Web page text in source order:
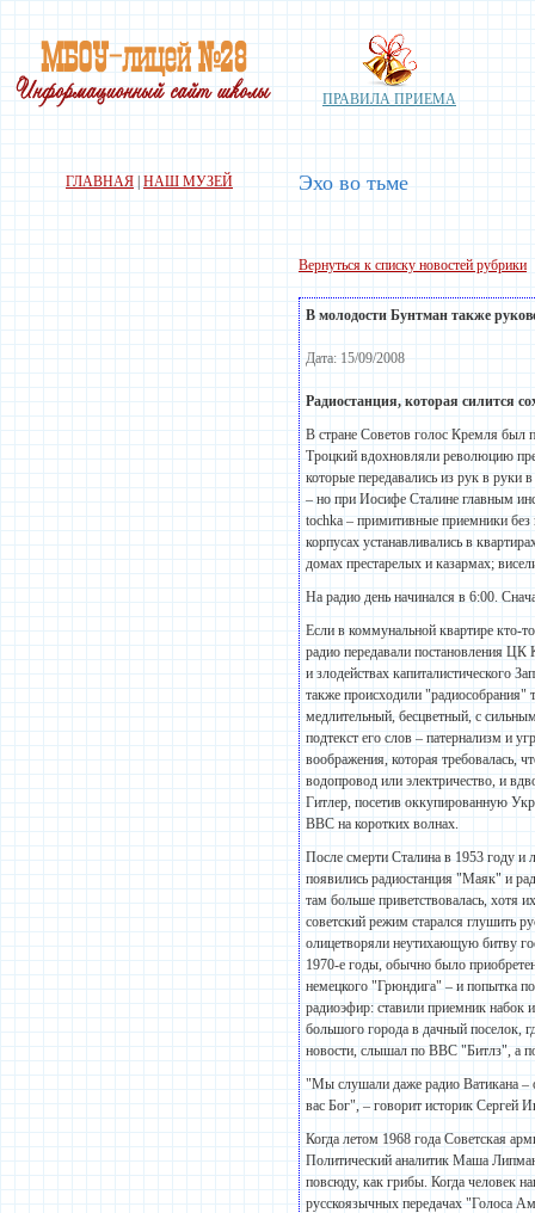
ПРАВИЛА ПРИЕМА
ГЛАВНАЯ НАШ МУЗЕЙ Эхо во тьме
Вернуться к списку новостей рубрики
В молодости Бунтман также
Дата: 15/09/2008
Радиостанция, которая силится
В стране Советов голос Кремля был
Троцкий вдохновляли революцию
которые передавались из рук в руки
– но при Иосифе Сталине главным
tochka – примитивные приемники
корпусах устанавливались в
домах престарелых и казармах;
На радио день начинался в 6:00.
Если в коммунальной квартире кто-
радио передавали постановления
и злодействах капиталистического
также происходили "радиособрания"
медлительный, бесцветный, с
подтекст его слов – патернализм и
воображения, которая требовалась,
водопровод или электричество, и
Гитлер, посетив оккупированную
BBC на коротких волнах.
После смерти Сталина в 1953 году и
появились радиостанция "Маяк" и
там больше приветствовалась, хотя
советский режим старался глушить
олицетворяли неутихающую битву
1970-е годы, обычно было
немецкого "Грюндига" – и попытка
радиоэфир: ставили приемник набок
большого города в дачный поселок,
новости, слышал по BBC "Битлз", а
"Мы слушали даже радио Ватикана –
вас Бог", – говорит историк Сергей
Когда летом 1968 года Советская
Политический аналитик Маша
повсюду, как грибы. Когда человек
русскоязычных передачах "Голоса